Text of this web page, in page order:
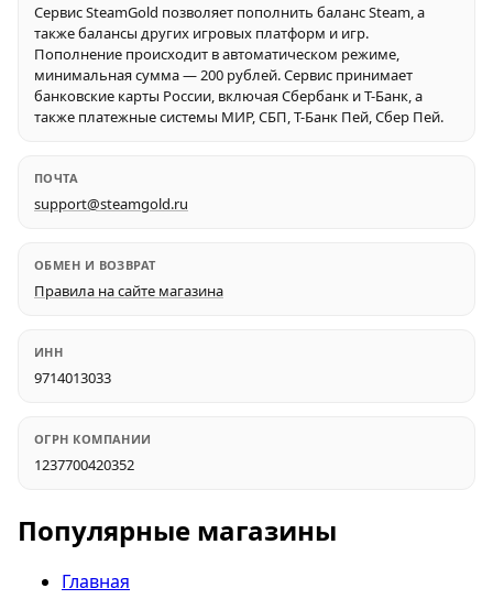
Сервис SteamGold позволяет пополнить баланс Steam, а
также балансы других игровых платформ и игр.
Пополнение происходит в автоматическом режиме,
минимальная сумма — 200 рублей. Сервис принимает
банковские карты России, включая Сбербанк и Т-Банк, а
также платежные системы МИР, СБП, Т-Банк Пей, Сбер Пей.
ПОЧТА
support@steamgold.ru
ОБМЕН И ВОЗВРАТ
Правила на сайте магазина
ИНН
9714013033
ОГРН КОМПАНИИ
1237700420352
Популярные магазины
Главная